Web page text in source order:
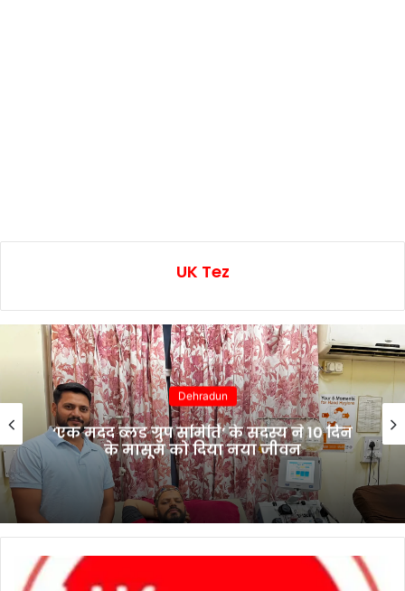
UK Tez
Dehradun
‘एक मदद ब्लड ग्रुप समिति’ के सदस्य ने 10 दिन
के मासूम को दिया नया जीवन